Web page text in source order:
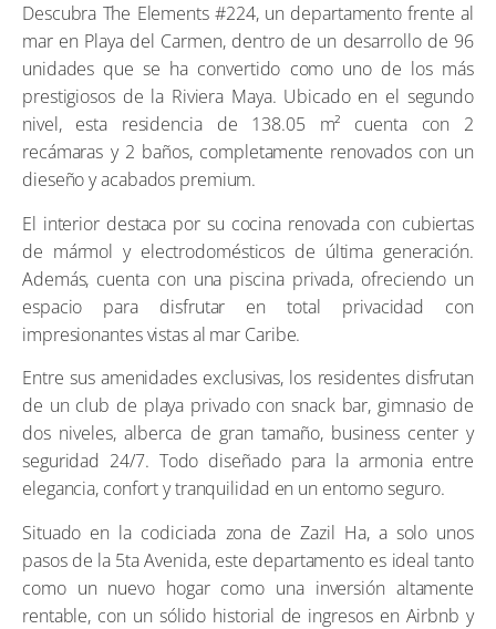
Descubra The Elements #224, un departamento frente al
mar en Playa del Carmen, dentro de un desarrollo de 96
unidades que se ha convertido como uno de los más
prestigiosos de la Riviera Maya. Ubicado en el segundo
nivel, esta residencia de 138.05 m² cuenta con 2
recámaras y 2 baños, completamente renovados con un
dieseño y acabados premium.
El interior destaca por su cocina renovada con cubiertas
de mármol y electrodomésticos de última generación.
Además, cuenta con una piscina privada, ofreciendo un
espacio para disfrutar en total privacidad con
impresionantes vistas al mar Caribe.
Entre sus amenidades exclusivas, los residentes disfrutan
de un club de playa privado con snack bar, gimnasio de
dos niveles, alberca de gran tamaño, business center y
seguridad 24/7. Todo diseñado para la armonia entre
elegancia, confort y tranquilidad en un entorno seguro.
Situado en la codiciada zona de Zazil Ha, a solo unos
pasos de la 5ta Avenida, este departamento es ideal tanto
como un nuevo hogar como una inversión altamente
rentable, con un sólido historial de ingresos en Airbnb y